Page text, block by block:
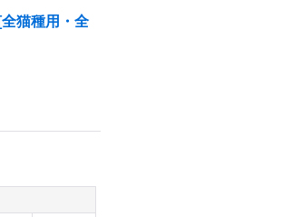
[全猫種用・全